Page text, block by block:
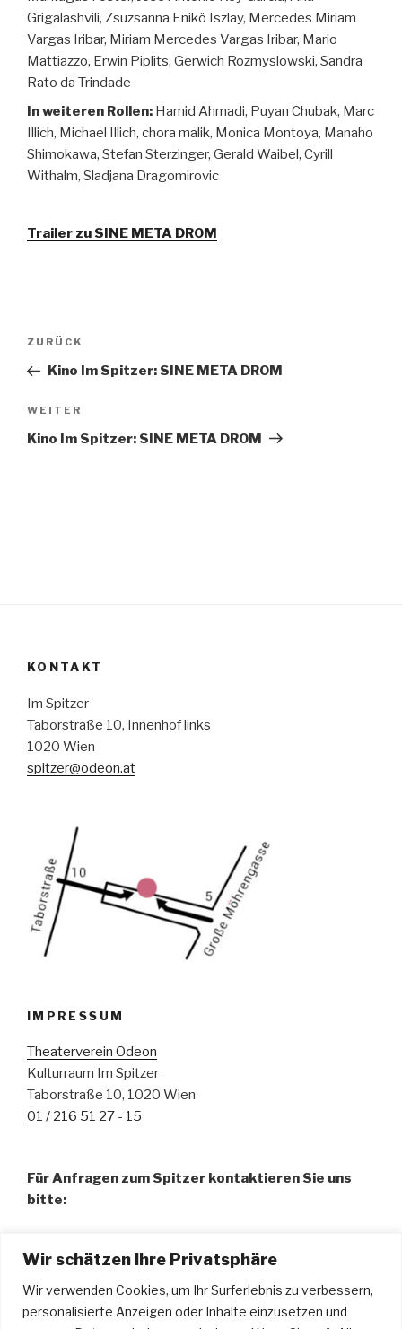
Wir schätzen Ihre Privatsphäre
Wir verwenden Cookies, um Ihr Surferlebnis zu verbessern,
personalisierte Anzeigen oder Inhalte einzusetzen und
Grigalashvili, Zsuzsanna Enikö Iszlay, Mercedes Miriam
Vargas Iribar, Miriam Mercedes Vargas Iribar, Mario
Mattiazzo, Erwin Piplits, Gerwich Rozmyslowski, Sandra
Rato da Trindade
In weiteren Rollen: Hamid Ahmadi, Puyan Chubak, Marc
Illich, Michael Illich, chora malik, Monica Montoya, Manaho
Shimokawa, Stefan Sterzinger, Gerald Waibel, Cyrill
Withalm, Sladjana Dragomirovic
Trailer zu SINE META DROM
Beitragsnavigation
Vorheriger
Beitrag
ZURÜCK
Kino Im Spitzer: SINE META DROM
Nächster
Beitrag
WEITER
Kino Im Spitzer: SINE META DROM
KONTAKT
Im Spitzer
Taborstraße 10, Innenhof links
1020 Wien
spitzer@odeon.at
IMPRESSUM
Theaterverein Odeon
Kulturraum Im Spitzer
Taborstraße 10, 1020 Wien
01 / 216 51 27 - 15
Für Anfragen zum Spitzer kontaktieren Sie uns
bitte:
01 / 216 51 27 - 15
spitzer@odeon.at